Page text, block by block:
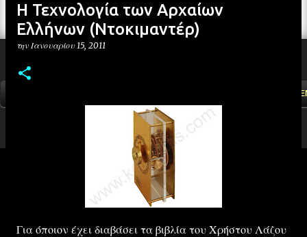
Η Τεχνολογία των Αρχαίων
Ελλήνων (Ντοκιμαντέρ)
την Ιανουαρίου 15, 2011
Για όποιον έχει διαβάσει τα βιβλία του Χρήστου Λάζου